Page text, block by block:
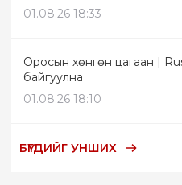
01.08.26 18:33
Оросын хөнгөн цагаан |
байгуулна
01.08.26 18:10
БҮГДИЙГ УНШИХ